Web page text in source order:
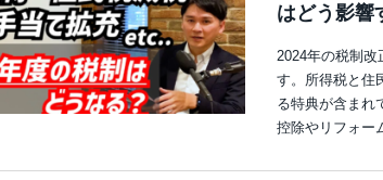
はどう影響
2024年の税制
す。所得税と住
る特典が含まれ
控除やリフォー